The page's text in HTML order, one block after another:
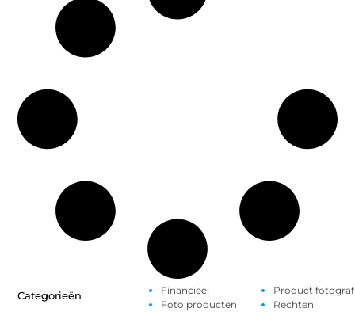
Categorieën
Financieel
Foto producten
Product
Rechten